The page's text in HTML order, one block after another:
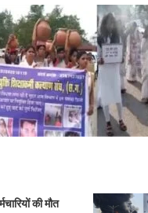
की मौत